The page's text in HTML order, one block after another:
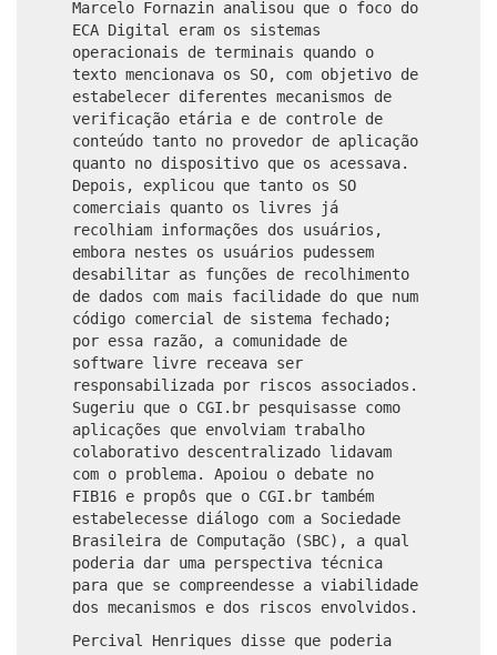
Marcelo Fornazin analisou que o foco do
ECA Digital eram os sistemas
operacionais de terminais quando o
texto mencionava os SO, com objetivo de
estabelecer diferentes mecanismos de
verificação etária e de controle de
conteúdo tanto no provedor de aplicação
quanto no dispositivo que os acessava.
Depois, explicou que tanto os SO
comerciais quanto os livres já
recolhiam informações dos usuários,
embora nestes os usuários pudessem
desabilitar as funções de recolhimento
de dados com mais facilidade do que num
código comercial de sistema fechado;
por essa razão, a comunidade de
software livre receava ser
responsabilizada por riscos associados.
Sugeriu que o CGI.br pesquisasse como
aplicações que envolviam trabalho
colaborativo descentralizado lidavam
com o problema. Apoiou o debate no
FIB16 e propôs que o CGI.br também
estabelecesse diálogo com a Sociedade
Brasileira de Computação (SBC), a qual
poderia dar uma perspectiva técnica
para que se compreendesse a viabilidade
dos mecanismos e dos riscos envolvidos.
Percival Henriques disse que poderia